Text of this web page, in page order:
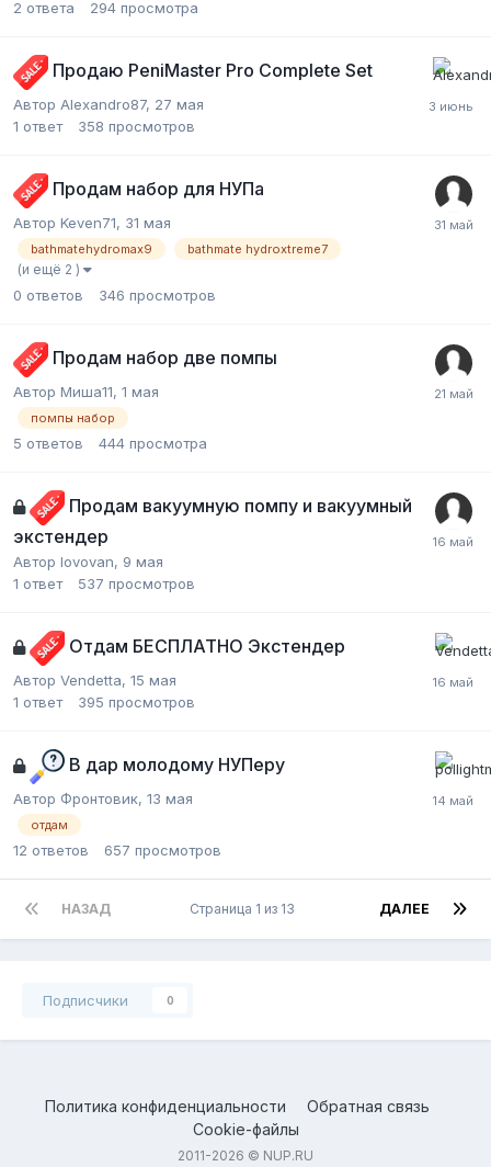
2 ответа 294 просмотра
Продаю PeniMaster Pro Complete Set
Автор Alexandro87, 27 мая
1 ответ 358 просмотров
Продам набор для НУПа
Автор Keven71, 31 мая
bathmatehydromax9 bathmate hydroxtreme7
(и ещё 2 )
0 ответов 346 просмотров
Продам набор две помпы
Автор Миша11, 1 мая
помпы набор
5 ответов 444 просмотра
Продам вакуумную помпу и вакуумный
экстендер
Автор lovovan, 9 мая
1 ответ 537 просмотров
Отдам БЕСПЛАТНО Экстендер
Автор Vendetta, 15 мая
1 ответ 395 просмотров
В дар молодому НУПеру
Автор Фронтовик, 13 мая
отдам
12 ответов 657 просмотров
НАЗАД ДАЛЕЕ
Страница 1 из 13
Подписчики 0
Политика конфиденциальности
Обратная связь
Cookie-файлы
2011-2026 © NUP.RU